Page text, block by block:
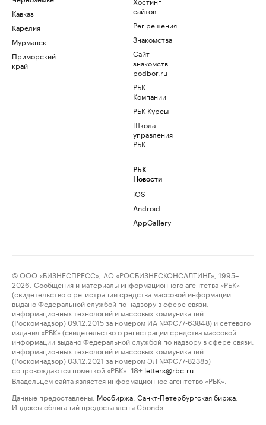
Кавказ
Карелия
Мурманск
Приморский
край
сайтов
Рег.решения
Знакомства
Сайт
знакомств
podbor.ru
РБК
Компании
РБК Курсы
Школа
управления
РБК
РБК
Новости
iOS
Android
AppGallery
© ООО «БИЗНЕСПРЕСС», АО «РОСБИЗНЕСКОНСАЛТИНГ», 1995–
2026. Сообщения и материалы информационного агентства «РБК»
(свидетельство о регистрации средства массовой информации
выдано Федеральной службой по надзору в сфере связи,
информационных технологий и массовых коммуникаций
(Роскомнадзор) 09.12.2015 за номером ИА №ФС77-63848) и сетевого
издания «РБК» (свидетельство о регистрации средства массовой
информации выдано Федеральной службой по надзору в сфере связи,
информационных технологий и массовых коммуникаций
(Роскомнадзор) 03.12.2021 за номером ЭЛ №ФС77-82385)
сопровождаются пометкой «РБК».
18+ letters@rbc.ru
Владельцем сайта является информационное агентство «РБК».
Данные предоставлены: Мосбиржа Санкт-Петербургская биржа
Индексы облигаций предоставлены Cbonds.